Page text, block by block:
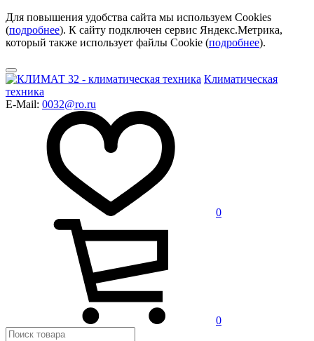
Для повышения удобства сайта мы используем Cookies
(подробнее). К сайту подключен сервис Яндекс.Метрика,
который также использует файлы Cookie (подробнее).
Климатическая
техника
E-Mail: 0032@ro.ru
0
0